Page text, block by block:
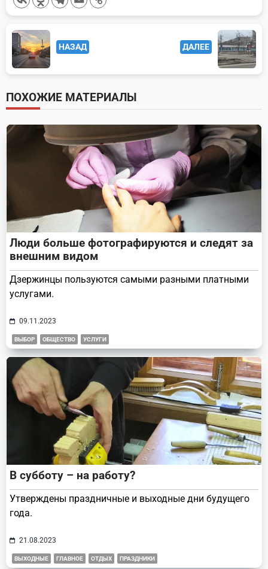
<span
class="nav-
subtitle
screen-
reader-
text">Page</span>
НАЗАД ДАЛЕЕ
ПОХОЖИЕ МАТЕРИАЛЫ
Люди больше фотографируются и следят за
внешним видом
Дзержинцы пользуются самыми разными платными
услугами.
09.11.2023
ВЫБОР ОБЩЕСТВО УСЛУГИ
В субботу – на работу?
Утверждены праздничные и выходные дни будущего
года.
21.08.2023
ВЫХОДНЫЕ ГЛАВНОЕ ОТДЫХ ПРАЗДНИКИ